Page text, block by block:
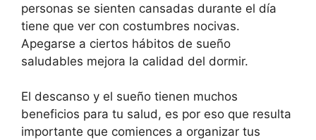
personas se sienten cansadas durante el día
tiene que ver con costumbres nocivas.
Apegarse a ciertos hábitos de sueño
saludables mejora la calidad del dormir.
El descanso y el sueño tienen muchos
beneficios para tu salud, es por eso que resulta
importante que comiences a organizar tus